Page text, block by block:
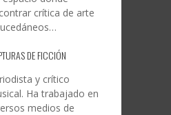
crítica de arte
DE FICCIÓN
y crítico
Ha trabajado en
medios de